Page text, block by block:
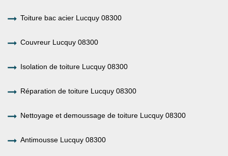
Toiture bac acier Lucquy 08300
Couvreur Lucquy 08300
Isolation de toiture Lucquy 08300
Réparation de toiture Lucquy 08300
Nettoyage et demoussage de toiture Lucquy 08300
Antimousse Lucquy 08300